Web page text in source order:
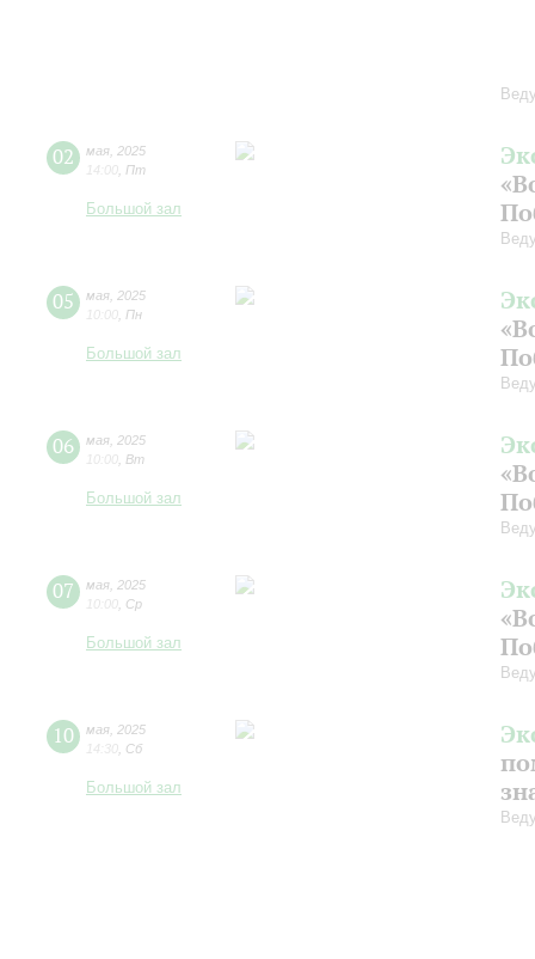
02 мая 2025
14:00 Пт
Большой зал
05 мая 2025
10:00 Пн
Большой зал
06 мая 2025
10:00 Вт
Большой зал
07 мая 2025
10:00 Ср
Большой зал
10 мая 2025
14:30 Сб
Большой зал